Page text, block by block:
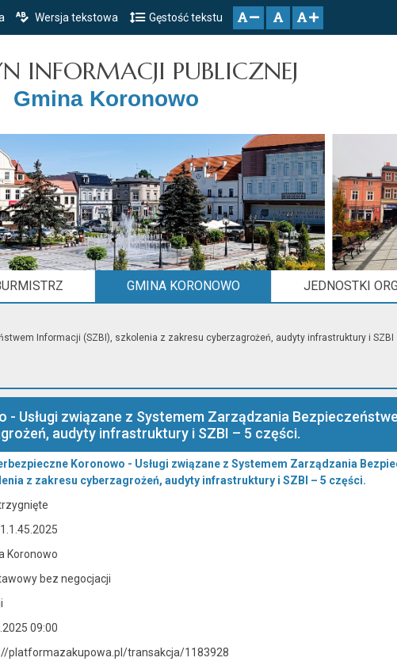
Przejdź do głównego menu
Przejdź do treści
Przejdź do mapy serwisu
Wersja tekstowa Gęstość tekstu
INFORMACJI PUBLICZNEJ
Gmina Koronowo
GMINA KORONOWO JEDNOSTKI
Informacji (SZBI), szkolenia z zakresu cyberzagrożeń, audyty infrastruktury i SZBI
- Usługi związane z Systemem Zarządzania
audyty infrastruktury i SZBI – 5 części.
Koronowo - Usługi związane z Systemem Zarządzania
z zakresu cyberzagrożeń, audyty infrastruktury i SZBI – 5 części.
Koronowo
bez negocjacji
09:00
platformazakupowa.pl/transakcja/1183928